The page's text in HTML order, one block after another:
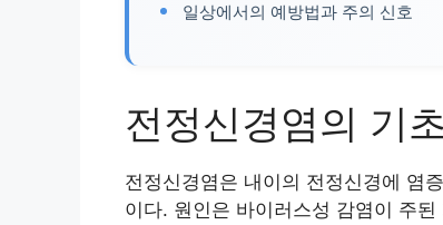
일상에서의 예방법과 주의 신호
전정신경염의 기
전정신경염은 내이의 전정신경에 염
이다. 원인은 바이러스성 감염이 주